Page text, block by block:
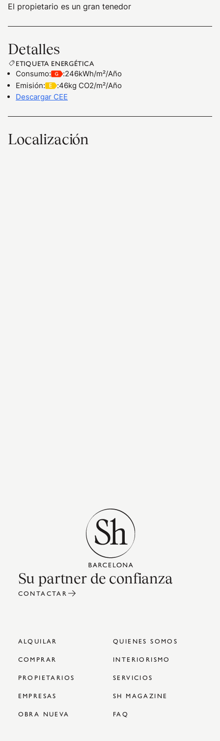
El propietario es un gran tenedor
Detalles
ETIQUETA ENERGÉTICA
Consumo: :246kWh/m²/Año
Emisión: :46kg CO2/m²/Año
Descargar CEE
Localización
Su partner de confianza
CONTACTAR
ALQUILAR
QUIENES SOMOS
COMPRAR
INTERIORISMO
PROPIETARIOS
SERVICIOS
EMPRESAS
SH MAGAZINE
OBRA NUEVA
FAQ